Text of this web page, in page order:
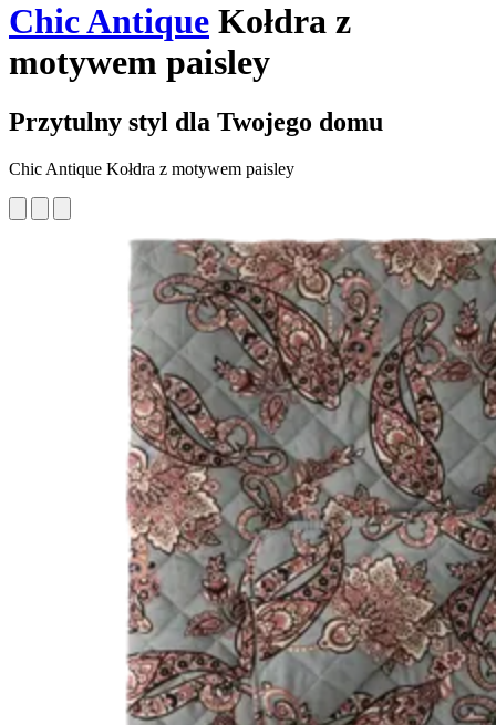
Chic Antique Kołdra z
motywem paisley
Przytulny styl dla Twojego domu
Chic Antique Kołdra z motywem paisley